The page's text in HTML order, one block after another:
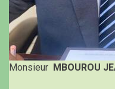
Monsieur MBOUROU